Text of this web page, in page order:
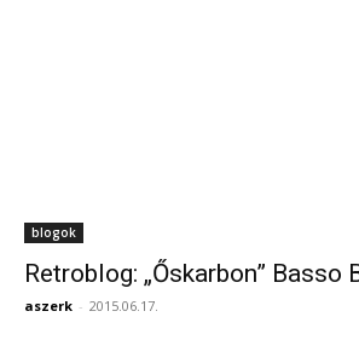
blogok
Retroblog: „Őskarbon” Basso
aszerk - 2015.06.17.